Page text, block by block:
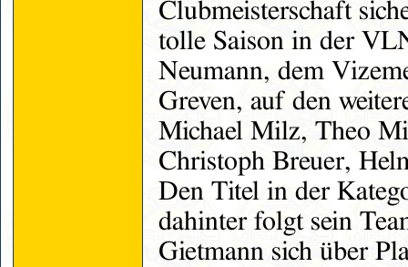
Clubmeisterschaft
tolle Saison in der
Neumann, dem
Greven, auf den
Michael Milz, Theo
Christoph Breuer,
Den Titel in der
dahinter folgt sein
Gietmann sich über